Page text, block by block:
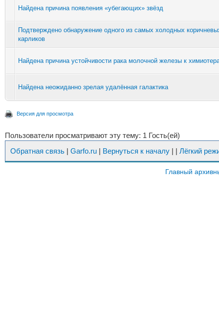
Найдена причина появления «убегающих» звёзд
Подтверждено обнаружение одного из самых холодных
карликов
Найдена причина устойчивости рака молочной железы к
Найдена неожиданно зрелая удалённая галактика
Версия для просмотра
Пользователи просматривают эту тему: 1 Гость(ей)
Обратная связь | Garfo.ru | Вернуться к началу | | Лёгкий
Главный